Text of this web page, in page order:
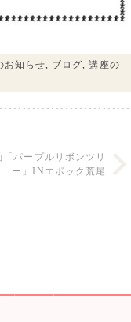
お知らせ, ブログ,講座の
パープルリボンツリ
ー」INエポック荒尾